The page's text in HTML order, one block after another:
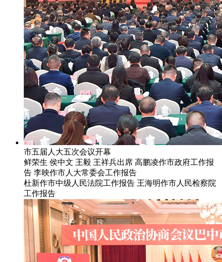
市五届人大五次会议开幕
鲜荣生 侯中文 王毅 王祥兵出席 高鹏凌作市政府工作报
告 李映作市人大常委会工作报告
杜新作市中级人民法院工作报告 王海明作市人民检察院
工作报告